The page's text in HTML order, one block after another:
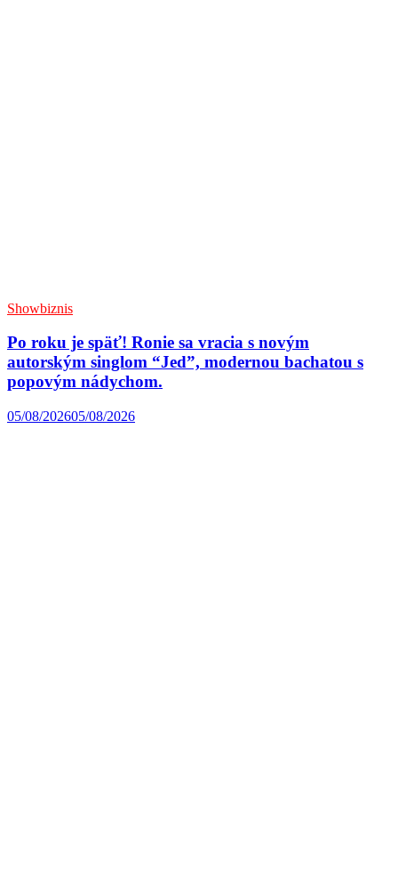
Showbiznis
Po roku je späť! Ronie sa vracia s novým
autorským singlom “Jed”, modernou bachatou s
popovým nádychom.
05/08/202605/08/2026